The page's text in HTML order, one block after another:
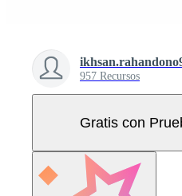
957 Recursos
Gratis con